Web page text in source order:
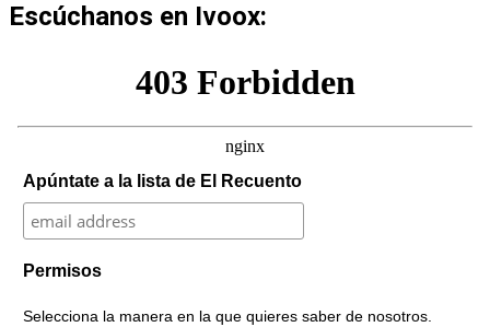
Escúchanos en Ivoox:
Apúntate a la lista de El Recuento
Permisos
Selecciona la manera en la que quieres saber de nosotros.